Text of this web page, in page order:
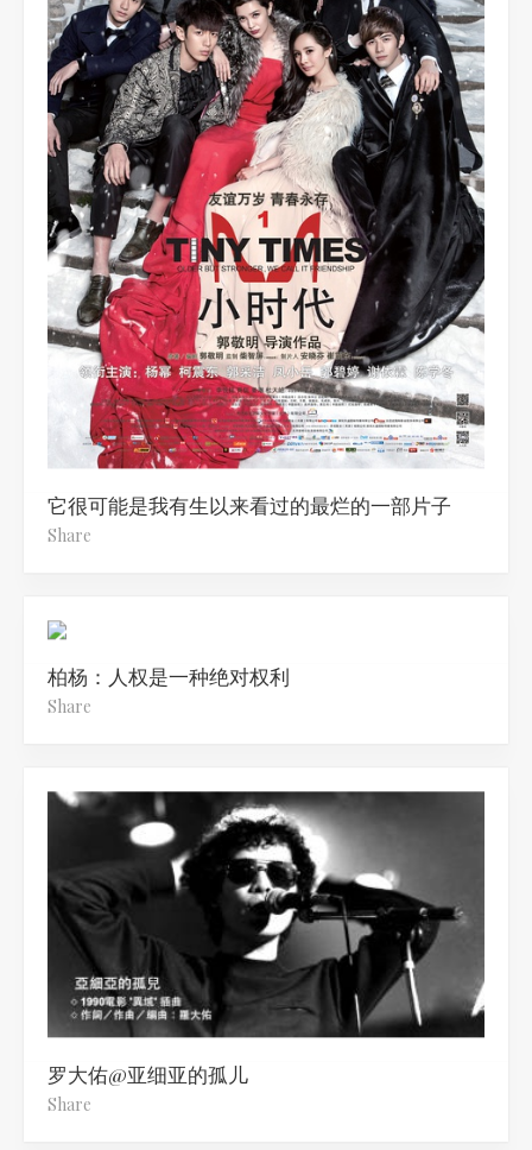
它很可能是我有生以来看过的最烂的一部片子
Share
柏杨：人权是一种绝对权利
Share
罗大佑@亚细亚的孤儿
Share